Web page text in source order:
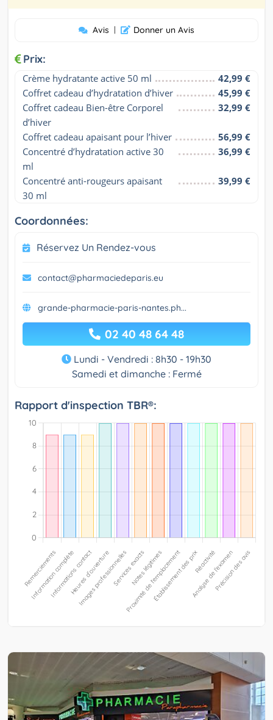
Avis | Donner un Avis
Prix:
Crème hydratante active 50 ml
42,99 €
Coffret cadeau d’hydratation d’hiver
45,99 €
Coffret cadeau Bien-être Corporel
d’hiver
32,99 €
Coffret cadeau apaisant pour l’hiver
56,99 €
Concentré d’hydratation active 30
ml
36,99 €
Concentré anti-rougeurs apaisant
30 ml
39,99 €
Coordonnées:
Réservez Un Rendez-vous
contact@pharmaciedeparis.eu
grande-pharmacie-paris-nantes.ph...
02 40 48 64 48
Lundi - Vendredi : 8h30 - 19h30
Samedi et dimanche : Fermé
Rapport d'inspection TBR®: